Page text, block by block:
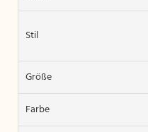
Stil
Größe
Farbe